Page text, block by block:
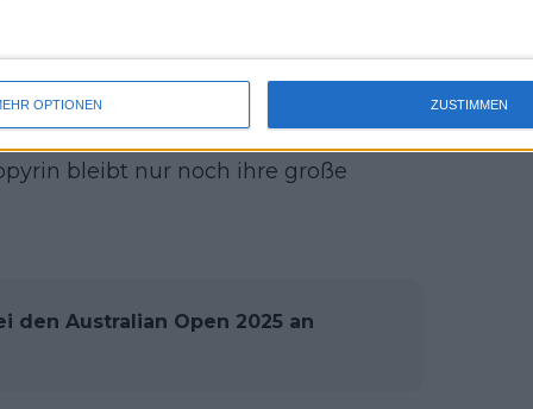
OPTIONEN ZUSTIMMEN
einem gewissen Alex de Minaur.
Herren, der mit 6:3, 6:2, 6:4
Thompson kaum noch laufen, und
bleibt nur noch ihre große
den Australian Open 2025 an